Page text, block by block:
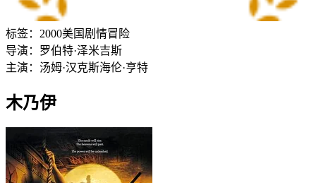
标签： 2000美国 剧情冒险
导演： 罗伯特·泽米吉斯
主演： 汤姆·汉克斯海伦·亨特
木乃伊